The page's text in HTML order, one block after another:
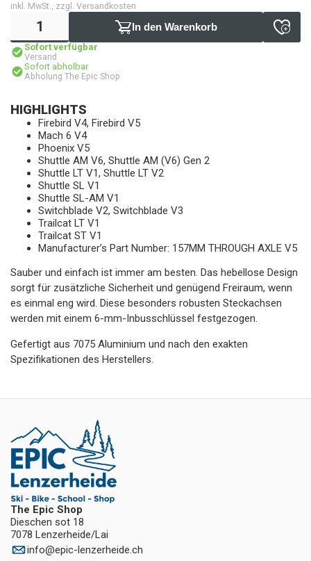
inkl. MwSt., zzgl. Versandkosten
In den Warenkorb
Sofort verfügbar
Versand
Sofort abholbar
Abholung The Epic Shop
HIGHLIGHTS
Firebird V4, Firebird V5
Mach 6 V4
Phoenix V5
Shuttle AM V6, Shuttle AM (V6) Gen 2
Shuttle LT V1, Shuttle LT V2
Shuttle SL V1
Shuttle SL-AM V1
Switchblade V2, Switchblade V3
Trailcat LT V1
Trailcat ST V1
Manufacturer’s Part Number: 157MM THROUGH AXLE V5
Sauber und einfach ist immer am besten. Das hebellose Design
sorgt für zusätzliche Sicherheit und genügend Freiraum, wenn
es einmal eng wird. Diese besonders robusten Steckachsen
werden mit einem 6-mm-Inbusschlüssel festgezogen.
Gefertigt aus 7075 Aluminium und nach den exakten
Spezifikationen des Herstellers.
The Epic Shop
Dieschen sot 18
7078 Lenzerheide/Lai
info@epic-lenzerheide.ch